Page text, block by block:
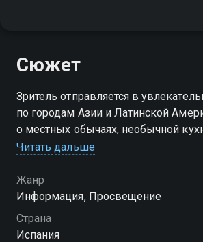
Сюжет
Зритель отправляется в
по городам Азии и Латинской
о местных обычаях, необычной
экстремальных развлечениях и
Читать дальше
Жанр
Информация, Просвещение
Страна
Испания